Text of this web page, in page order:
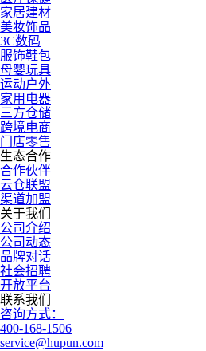
家居建材
美妆饰品
3C数码
服饰鞋包
母婴玩具
运动户外
家用电器
三方仓储
跨境电商
门店零售
生态合作
合作伙伴
云仓联盟
渠道加盟
关于我们
公司介绍
公司动态
品牌对话
社会招聘
开放平台
联系我们
咨询方式：
400-168-1506
service@hupun.com